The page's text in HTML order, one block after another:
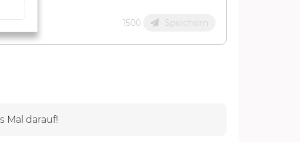
1500 Speichern
Mal darauf!